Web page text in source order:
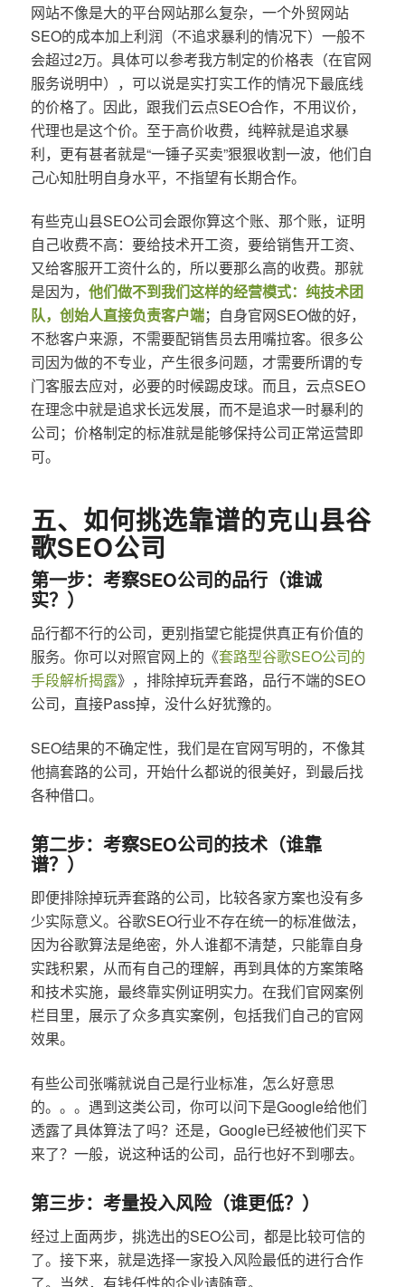
网站不像是大的平台网站那么复杂，一个外贸网站
SEO的成本加上利润（不追求暴利的情况下）一般不
会超过2万。具体可以参考我方制定的价格表（在官网
服务说明中），可以说是实打实工作的情况下最底线
的价格了。因此，跟我们云点SEO合作，不用议价，
代理也是这个价。至于高价收费，纯粹就是追求暴
利，更有甚者就是“一锤子买卖”狠狠收割一波，他们自
己心知肚明自身水平，不指望有长期合作。
有些克山县SEO公司会跟你算这个账、那个账，证明
自己收费不高：要给技术开工资，要给销售开工资、
又给客服开工资什么的，所以要那么高的收费。那就
是因为， 他们做不到我们这样的经营模式：纯技术团
队，创始人直接负责客户端；自身官网SEO做的好，
不愁客户来源，不需要配销售员去用嘴拉客。很多公
司因为做的不专业，产生很多问题，才需要所谓的专
门客服去应对，必要的时候踢皮球。而且，云点SEO
在理念中就是追求长远发展，而不是追求一时暴利的
公司；价格制定的标准就是能够保持公司正常运营即
可。
五、如何挑选靠谱的克山县谷
歌SEO公司
第一步：考察SEO公司的品行（谁诚
实？）
品行都不行的公司，更别指望它能提供真正有价值的
服务。你可以对照官网上的《套路型谷歌SEO公司的
手段解析揭露》，排除掉玩弄套路，品行不端的SEO
公司，直接Pass掉，没什么好犹豫的。
SEO结果的不确定性，我们是在官网写明的，不像其
他搞套路的公司，开始什么都说的很美好，到最后找
各种借口。
第二步：考察SEO公司的技术（谁靠
谱？）
即便排除掉玩弄套路的公司，比较各家方案也没有多
少实际意义。谷歌SEO行业不存在统一的标准做法，
因为谷歌算法是绝密，外人谁都不清楚，只能靠自身
实践积累，从而有自己的理解，再到具体的方案策略
和技术实施，最终靠实例证明实力。在我们官网案例
栏目里，展示了众多真实案例，包括我们自己的官网
效果。
有些公司张嘴就说自己是行业标准，怎么好意思
的。。。遇到这类公司，你可以问下是Google给他们
透露了具体算法了吗？还是，Google已经被他们买下
来了？一般，说这种话的公司，品行也好不到哪去。
第三步：考量投入风险（谁更低？）
经过上面两步，挑选出的SEO公司，都是比较可信的
了。接下来，就是选择一家投入风险最低的进行合作